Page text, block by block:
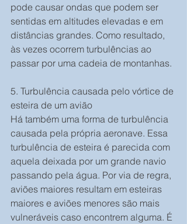
pode causar ondas que podem ser
sentidas em altitudes elevadas e em
distâncias grandes. Como resultado,
às vezes ocorrem turbulências ao
passar por uma cadeia de montanhas.
5. Turbulência causada pelo vórtice de
esteira de um avião
Há também uma forma de turbulência
causada pela própria aeronave. Essa
turbulência de esteira é parecida com
aquela deixada por um grande navio
passando pela água. Por via de regra,
aviões maiores resultam em esteiras
maiores e aviões menores são mais
vulneráveis caso encontrem alguma. É